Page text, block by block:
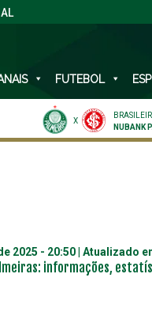
FUTEBOL
X
NUBANK
2025 - 20:50 | Atualizado
informações,